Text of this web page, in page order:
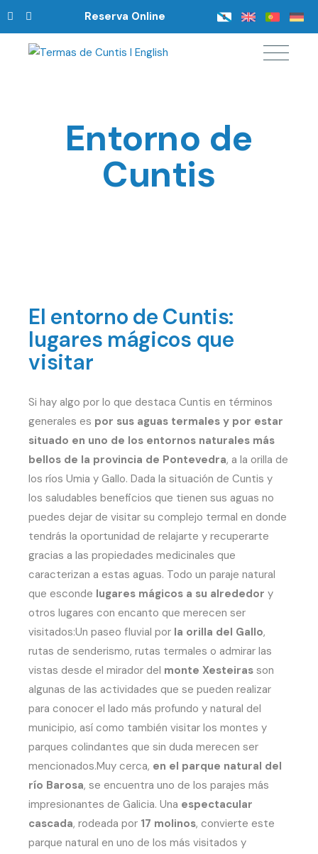
Reserva Online
Entorno de
Cuntis
El entorno de Cuntis:
lugares mágicos que
visitar
Si hay algo por lo que destaca Cuntis en términos
generales es por sus aguas termales y por estar
situado en uno de los entornos naturales más
bellos de la provincia de Pontevedra, a la orilla de
los ríos Umia y Gallo. Dada la situación de Cuntis y
los saludables beneficios que tienen sus aguas no
puedes dejar de visitar su complejo termal en donde
tendrás la oportunidad de relajarte y recuperarte
gracias a las propiedades medicinales que
caracterizan a estas aguas. Todo un paraje natural
que esconde lugares mágicos a su alrededor y
otros lugares con encanto que merecen ser
visitados:Un paseo fluvial por la orilla del Gallo,
rutas de senderismo, rutas termales o admirar las
vistas desde el mirador del monte Xesteiras son
algunas de las actividades que se pueden realizar
para conocer el lado más profundo y natural del
municipio, así como también visitar los montes y
parques colindantes que sin duda merecen ser
mencionados.Muy cerca, en el parque natural del
río Barosa, se encuentra uno de los parajes más
impresionantes de Galicia. Una espectacular
cascada, rodeada por 17 molinos, convierte este
parque natural en uno de los más visitados y